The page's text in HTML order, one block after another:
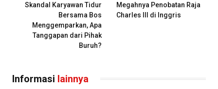
Skandal Karyawan Tidur
Bersama Bos
Menggemparkan, Apa
Tanggapan dari Pihak
Buruh?
Megahnya Penobatan Raja
Charles III di Inggris
Informasi lainnya